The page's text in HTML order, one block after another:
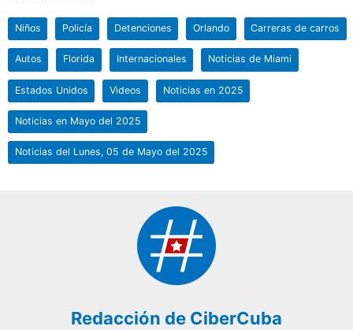
Niños Policía Detenciones Orlando Carreras de carros
Autos Florida Internacionales Noticias de Miami
Estados Unidos Videos Noticias en 2025
Noticias en Mayo del 2025
Noticias del Lunes, 05 de Mayo del 2025
Redacción de CiberCuba